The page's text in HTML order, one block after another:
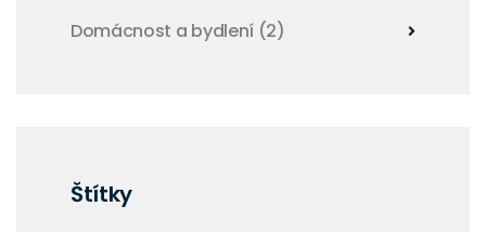
Domácnost a bydlení (2)
Štítky